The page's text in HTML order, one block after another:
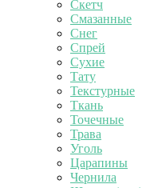
Скетч
Смазанные
Снег
Спрей
Сухие
Тату
Текстурные
Ткань
Точечные
Трава
Уголь
Царапины
Чернила